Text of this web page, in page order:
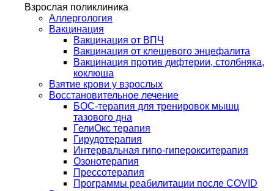
Взрослая поликлиника
Аллергология
Вакцинация
Вакцинация от ВПЧ
Вакцинация от клещевого энцефалита
Вакцинация против дифтерии, столбняка,
коклюша
Взятие крови у взрослых
Восстановительное лечение
БОС-терапия для тренировок мышц
тазового дна
ГелиОкс терапия
Гирудотерапия
Интервальная гипо-гиперокситерапия
Озонотерапия
Прессотерапия
Программы реабилитации после СOVID